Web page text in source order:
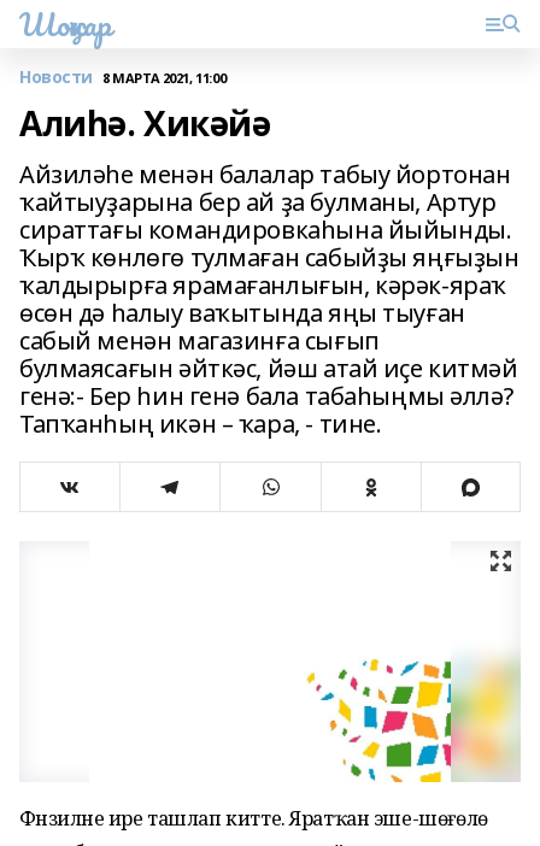
Шоңҡар
Новости 8 МАРТА 2021, 11:00
Алиһә. Хикәйә
Айзиләһе менән балалар табыу йортонан
ҡайтыуҙарына бер ай ҙа булманы, Артур
сираттағы командировкаһына йыйынды.
Ҡырҡ көнлөгө тулмаған сабыйҙы яңғыҙын
ҡалдырырға ярамағанлығын, кәрәк-яраҡ
өсөн дә һалыу ваҡытында яңы тыуған
сабый менән магазинға сығып
булмаясағын әйткәс, йәш атай иҫе китмәй
генә:- Бер һин генә бала табаһыңмы әллә?
Тапҡанһың икән – ҡара, - тине.
Фәнзиләне ире ташлап китте. Яратҡан эше-шөғөлө